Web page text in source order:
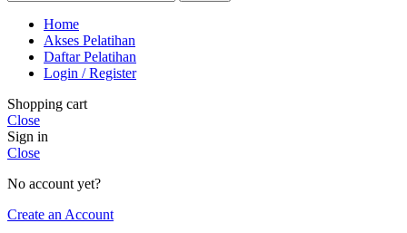
Home
Akses Pelatihan
Daftar Pelatihan
Login / Register
Shopping cart
Close
Sign in
Close
No account yet?
Create an Account